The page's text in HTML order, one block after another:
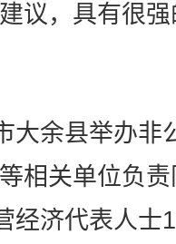
议，具有很
余县举办非
相关单位负
经济代表人士